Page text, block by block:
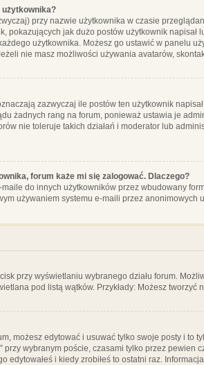
użytkownika?
przy nazwie użytkownika w czasie
pokazujących jak dużo postów użytkownik
użytkownika. Możesz go ustawić w panelu
nie masz możliwości używania avatarów,
zazwyczaj ile postów ten użytkownik
żadnych rang na forum, ponieważ ustawia je
nie toleruje takich działań i moderator lub
forum każe mi się zalogować. Dlaczego?
do innych użytkowników przez wbudowany
używaniem systemu e-maili przez anonimowych
przy wyświetlaniu wybranego działu forum.
pod listą wątków. Przykłady: Możesz tworzyć
możesz edytować i usuwać tylko swoje posty i to
przy wybranym poście, czasami tylko przez
edytowałeś i kiedy zrobiłeś to ostatni raz.